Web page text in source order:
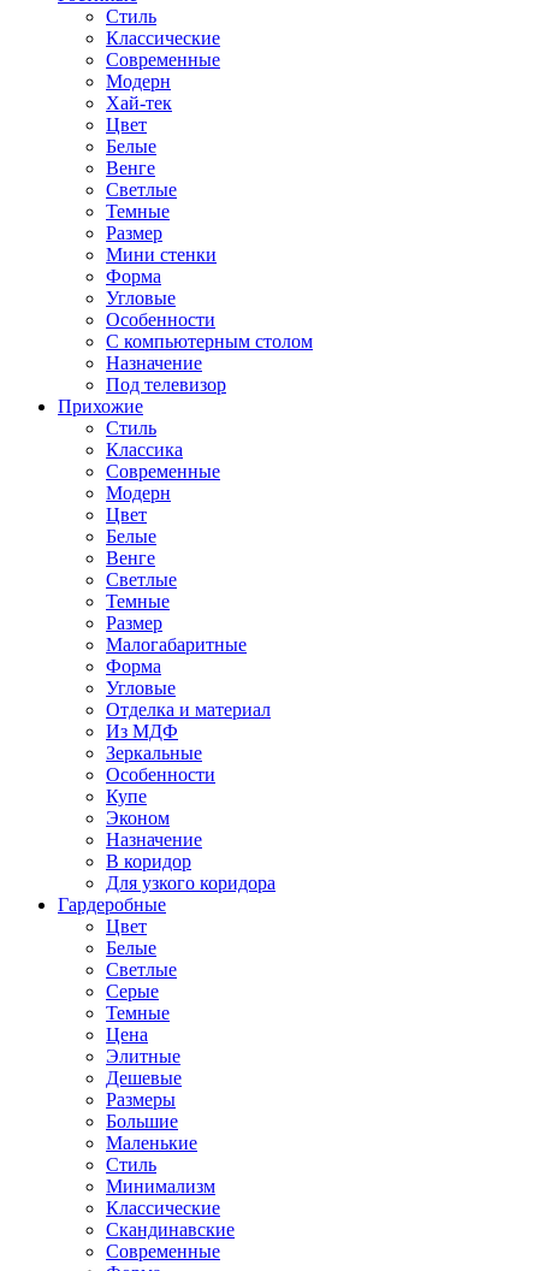
Стиль
Классические
Современные
Модерн
Хай-тек
Цвет
Белые
Венге
Светлые
Темные
Размер
Мини стенки
Форма
Угловые
Особенности
С компьютерным столом
Назначение
Под телевизор
Прихожие
Стиль
Классика
Современные
Модерн
Цвет
Белые
Венге
Светлые
Темные
Размер
Малогабаритные
Форма
Угловые
Отделка и материал
Из МДФ
Зеркальные
Особенности
Купе
Эконом
Назначение
В коридор
Для узкого коридора
Гардеробные
Цвет
Белые
Светлые
Серые
Темные
Цена
Элитные
Дешевые
Размеры
Большие
Маленькие
Стиль
Минимализм
Классические
Скандинавские
Современные